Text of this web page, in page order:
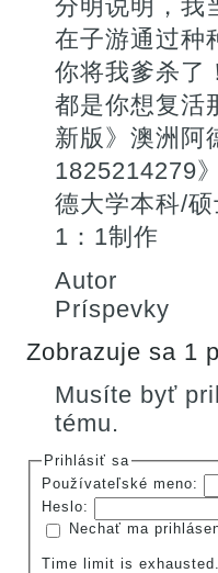
分明说明，我
在子游通过种
你将我爹杀了
都是你想复活
新版》澳洲阿
1825214279
德大学本科/
1：1制作
Autor
Príspevky
Zobrazuje sa 1
Musíte byť
tému.
Prihlásiť sa
Používateľské meno:
Heslo:
Nechať ma
Time limit is